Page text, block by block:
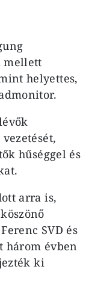
mellett
helyettes,
hűséggel és
arra is,
SVD és
három évben
ki